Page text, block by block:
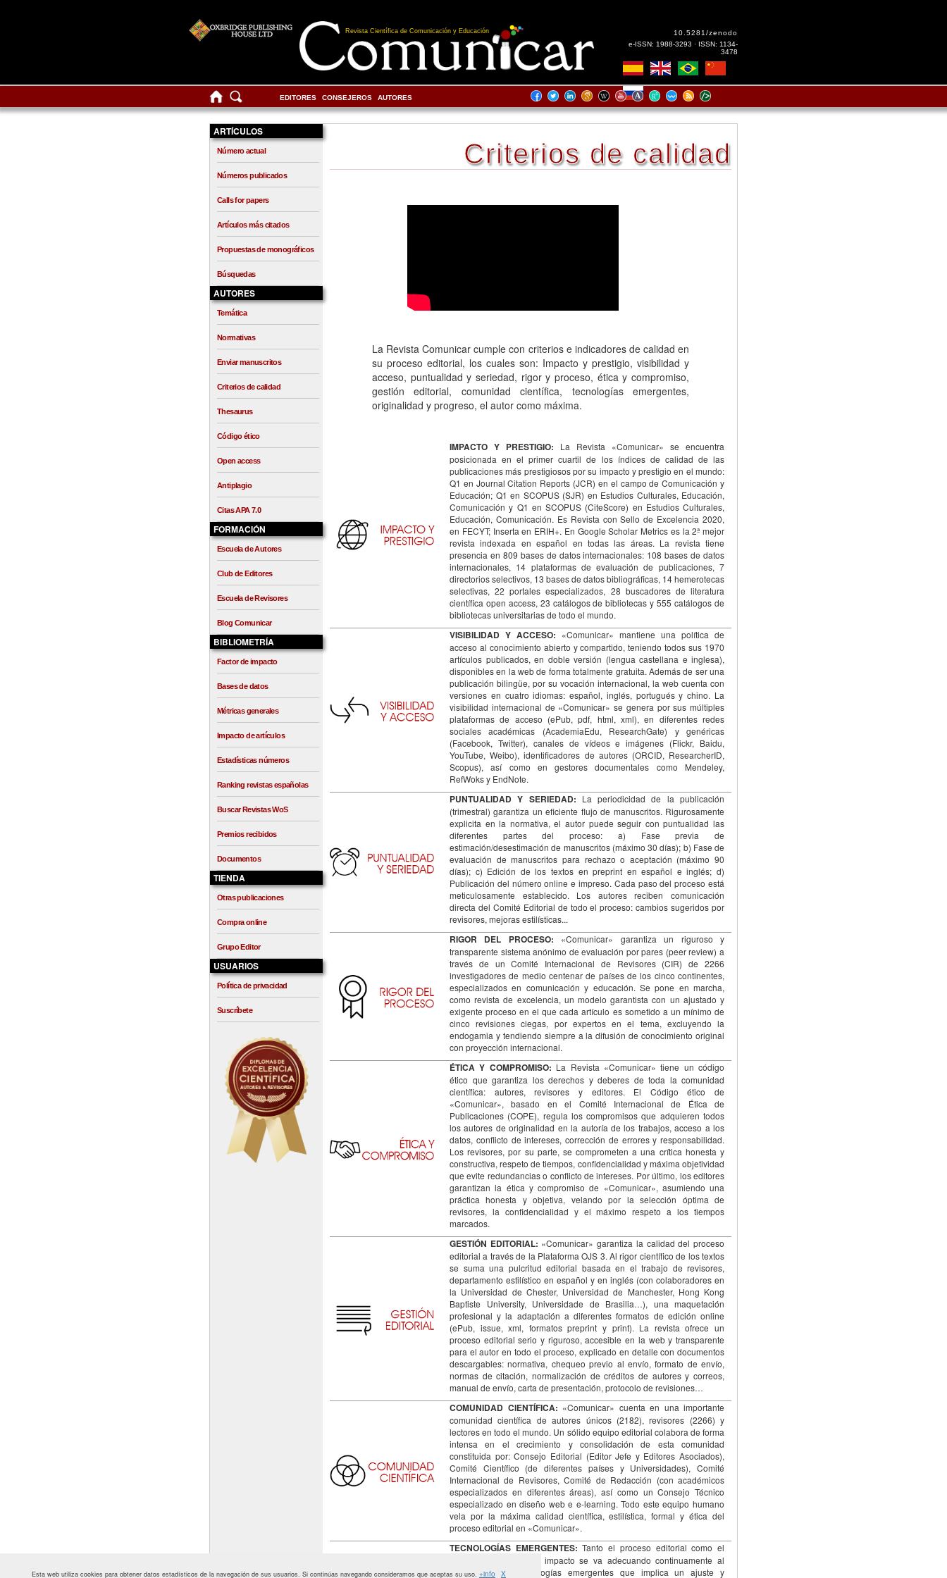
Revista Científica de Comunicación y Educación
10.5281/zenodo
e-ISSN: 1988-3293 · ISSN: 1134-
3478
EDITORES CONSEJEROS AUTORES
ARTÍCULOS
Número actual
Números publicados
Calls for papers
Artículos más citados
Propuestas de monográficos
Búsquedas
AUTORES
Temática
Normativas
Enviar manuscritos
Criterios de calidad
Thesaurus
Código ético
Open access
Antiplagio
Citas APA 7.0
FORMACIÓN
Escuela de Autores
Club de Editores
Escuela de Revisores
Blog Comunicar
BIBLIOMETRÍA
Factor de impacto
Bases de datos
Métricas generales
Impacto de artículos
Estadísticas números
Ranking revistas españolas
Buscar Revistas WoS
Premios recibidos
Documentos
TIENDA
Otras publicaciones
Compra online
Grupo Editor
USUARIOS
Política de privacidad
Suscríbete
Criterios de calidad
La Revista Comunicar cumple con criterios e indicadores de calidad en
su proceso editorial, los cuales son: Impacto y prestigio, visibilidad y
acceso, puntualidad y seriedad, rigor y proceso, ética y compromiso,
gestión editorial, comunidad científica, tecnologías emergentes,
originalidad y progreso, el autor como máxima.
IMPACTO Y PRESTIGIO: La Revista «Comunicar» se encuentra
posicionada en el primer cuartil de los índices de calidad de las
publicaciones más prestigiosos por su impacto y prestigio en el mundo:
Q1 en Journal Citation Reports (JCR) en el campo de Comunicación y
Educación; Q1 en SCOPUS (SJR) en Estudios Culturales, Educación,
Comunicación y Q1 en SCOPUS (CiteScore) en Estudios Culturales,
Educación, Comunicación. Es Revista con Sello de Excelencia 2020,
en FECYT; Inserta en ERIH+. En Google Scholar Metrics es la 2ª mejor
revista indexada en español en todas las áreas. La revista tiene
presencia en 809 bases de datos internacionales: 108 bases de datos
internacionales, 14 plataformas de evaluación de publicaciones, 7
directorios selectivos, 13 bases de datos bibliográficas, 14 hemerotecas
selectivas, 22 portales especializados, 28 buscadores de literatura
científica open access, 23 catálogos de bibliotecas y 555 catálogos de
bibliotecas universitarias de todo el mundo.
VISIBILIDAD Y ACCESO: «Comunicar» mantiene una política de
acceso al conocimiento abierto y compartido, teniendo todos sus 1970
artículos publicados, en doble versión (lengua castellana e inglesa),
disponibles en la web de forma totalmente gratuita. Además de ser una
publicación bilingüe, por su vocación internacional, la web cuenta con
versiones en cuatro idiomas: español, inglés, portugués y chino. La
visibilidad internacional de «Comunicar» se genera por sus múltiples
plataformas de acceso (ePub, pdf, html, xml), en diferentes redes
sociales académicas (AcademiaEdu, ResearchGate) y genéricas
(Facebook, Twitter), canales de vídeos e imágenes (Flickr, Baidu,
YouTube, Weibo), identificadores de autores (ORCID, ResearcherID,
Scopus), así como en gestores documentales como Mendeley,
RefWoks y EndNote.
PUNTUALIDAD Y SERIEDAD: La periodicidad de la publicación
(trimestral) garantiza un eficiente flujo de manuscritos. Rigurosamente
explicita en la normativa, el autor puede seguir con puntualidad las
diferentes partes del proceso: a) Fase previa de
estimación/desestimación de manuscritos (máximo 30 días); b) Fase de
evaluación de manuscritos para rechazo o aceptación (máximo 90
días); c) Edición de los textos en preprint en español e inglés; d)
Publicación del número online e impreso. Cada paso del proceso está
meticulosamente establecido. Los autores reciben comunicación
directa del Comité Editorial de todo el proceso: cambios sugeridos por
revisores, mejoras estilísticas...
RIGOR DEL PROCESO: «Comunicar» garantiza un riguroso y
transparente sistema anónimo de evaluación por pares (peer review) a
través de un Comité Internacional de Revisores (CIR) de 2266
investigadores de medio centenar de países de los cinco continentes,
especializados en comunicación y educación. Se pone en marcha,
como revista de excelencia, un modelo garantista con un ajustado y
exigente proceso en el que cada artículo es sometido a un mínimo de
cinco revisiones ciegas, por expertos en el tema, excluyendo la
endogamia y tendiendo siempre a la difusión de conocimiento original
con proyección internacional.
ÉTICA Y COMPROMISO: La Revista «Comunicar» tiene un código
ético que garantiza los derechos y deberes de toda la comunidad
científica: autores, revisores y editores. El Código ético de
«Comunicar», basado en el Comité Internacional de Ética de
Publicaciones (COPE), regula los compromisos que adquieren todos
los autores de originalidad en la autoría de los trabajos, acceso a los
datos, conflicto de intereses, corrección de errores y responsabilidad.
Los revisores, por su parte, se comprometen a una crítica honesta y
constructiva, respeto de tiempos, confidencialidad y máxima objetividad
que evite redundancias o conflicto de intereses. Por último, los editores
garantizan la ética y compromiso de «Comunicar», asumiendo una
práctica honesta y objetiva, velando por la selección óptima de
revisores, la confidencialidad y el máximo respeto a los tiempos
marcados.
GESTIÓN EDITORIAL: «Comunicar» garantiza la calidad del proceso
editorial a través de la Plataforma OJS 3. Al rigor científico de los textos
se suma una pulcritud editorial basada en el trabajo de revisores,
departamento estilístico en español y en inglés (con colaboradores en
la Universidad de Chester, Universidad de Manchester, Hong Kong
Baptiste University, Universidade de Brasilia…), una maquetación
profesional y la adaptación a diferentes formatos de edición online
(ePub, issue, xml, formatos preprint y print). La revista ofrece un
proceso editorial serio y riguroso, accesible en la web y transparente
para el autor en todo el proceso, explicado en detalle con documentos
descargables: normativa, chequeo previo al envío, formato de envío,
normas de citación, normalización de créditos de autores y correos,
manual de envío, carta de presentación, protocolo de revisiones…
COMUNIDAD CIENTÍFICA: «Comunicar» cuenta en una importante
comunidad científica de autores únicos (2182), revisores (2266) y
lectores en todo el mundo. Un sólido equipo editorial colabora de forma
intensa en el crecimiento y consolidación de esta comunidad
constituida por: Consejo Editorial (Editor Jefe y Editores Asociados),
Comité Científico (de diferentes países y Universidades), Comité
Internacional de Revisores, Comité de Redacción (con académicos
especializados en diferentes áreas), así como un Consejo Técnico
especializado en diseño web e e-learning. Todo este equipo humano
vela por la máxima calidad científica, estilística, formal y ética del
proceso editorial en «Comunicar».
TECNOLOGÍAS EMERGENTES: Tanto el proceso editorial como el
proceso de difusión e impacto se va adecuando continuamente al
avance de las tecnologías emergentes que implica un ajuste y
Esta web utiliza cookies para obtener datos estadísticos de la navegación de sus usuarios. Si continúas navegando consideramos que aceptas su uso. +info X